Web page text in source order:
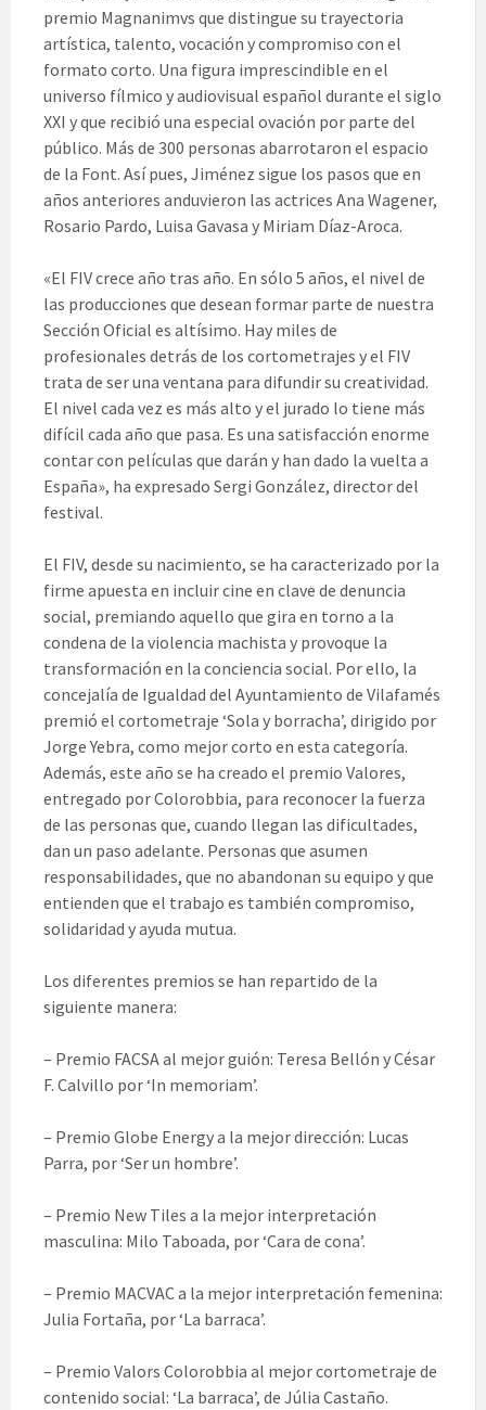
premio Magnanimvs que distingue su trayectoria
artística, talento, vocación y compromiso con el
formato corto. Una figura imprescindible en el
universo fílmico y audiovisual español durante el siglo
XXI y que recibió una especial ovación por parte del
público. Más de 300 personas abarrotaron el espacio
de la Font. Así pues, Jiménez sigue los pasos que en
años anteriores anduvieron las actrices Ana Wagener,
Rosario Pardo, Luisa Gavasa y Miriam Díaz-Aroca.
«El FIV crece año tras año. En sólo 5 años, el nivel de
las producciones que desean formar parte de nuestra
Sección Oficial es altísimo. Hay miles de
profesionales detrás de los cortometrajes y el FIV
trata de ser una ventana para difundir su creatividad.
El nivel cada vez es más alto y el jurado lo tiene más
difícil cada año que pasa. Es una satisfacción enorme
contar con películas que darán y han dado la vuelta a
España», ha expresado Sergi González, director del
festival.
El FIV, desde su nacimiento, se ha caracterizado por la
firme apuesta en incluir cine en clave de denuncia
social, premiando aquello que gira en torno a la
condena de la violencia machista y provoque la
transformación en la conciencia social. Por ello, la
concejalía de Igualdad del Ayuntamiento de Vilafamés
premió el cortometraje ‘Sola y borracha’, dirigido por
Jorge Yebra, como mejor corto en esta categoría.
Además, este año se ha creado el premio Valores,
entregado por Colorobbia, para reconocer la fuerza
de las personas que, cuando llegan las dificultades,
dan un paso adelante. Personas que asumen
responsabilidades, que no abandonan su equipo y que
entienden que el trabajo es también compromiso,
solidaridad y ayuda mutua.
Los diferentes premios se han repartido de la
siguiente manera:
– Premio FACSA al mejor guión: Teresa Bellón y César
F. Calvillo por ‘In memoriam’.
– Premio Globe Energy a la mejor dirección: Lucas
Parra, por ‘Ser un hombre’.
– Premio New Tiles a la mejor interpretación
masculina: Milo Taboada, por ‘Cara de cona’.
– Premio MACVAC a la mejor interpretación femenina:
Julia Fortaña, por ‘La barraca’.
– Premio Valors Colorobbia al mejor cortometraje de
contenido social: ‘La barraca’, de Júlia Castaño.